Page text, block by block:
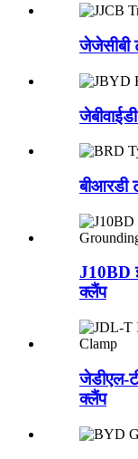
जेजेसीबी
बीआरडी
J10BD
क्लैंप
जेडीएल-
क्लैंप